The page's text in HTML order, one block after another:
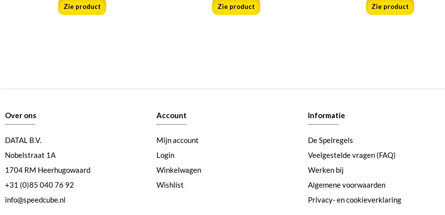
Zie product Zie product Zie product
Over ons
DATAL B.V.
Nobelstraat 1A
1704 RM Heerhugowaard
+31 (0)85 040 76 92
info@speedcube.nl
Account
Mijn account
Login
Winkelwagen
Wishlist
Informatie
De Spelregels
Veelgestelde vragen (FAQ)
Werken bij
Algemene voorwaarden
Privacy- en cookieverklaring